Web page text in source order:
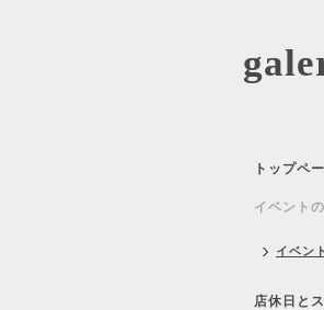
トップペ
イベント
イベン
店休日と